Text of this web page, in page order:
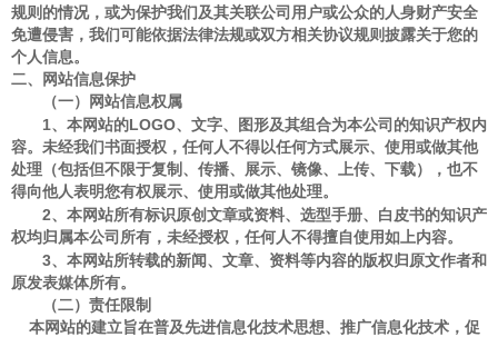
规则的情况，或为保护我们及其关联公司用户或公众的人身财产安全
免遭侵害，我们可能依据法律法规或双方相关协议规则披露关于您的
个人信息。
二、
网站信息保护
（一） 网站信息权属
1、 本网站的LOGO、文字、图形及其组合为本公司 的知识产权内
容。未经我们书面授权，任何人不得以任何方式展示、使用或做其他
处理（包括但不限于复制、传播、展示、镜像、上传、下载），也不
得向他人表明您有权展示、使用或做其他处理。
2、 本网站所有标识原创文章或资料、选型手册、白皮书的知识产
权均归属本公司 所有，未经授权，任何人不得擅自使用如上内容。
3、 本网站所转载的新闻、文章、资料等内容的版权归原文作者和
原发表媒体所有。
（二） 责任限制
本网站的建立旨在普及先进信息化技术思想、推广信息化技术，促